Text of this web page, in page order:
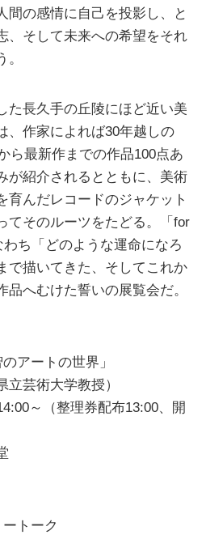
間の感情に自己を投影し、と
、そして未来への希望をそれ
た長久手の丘陵にほど近い美
、作家によれば30年越しの
ら最新作までの作品100点あ
が紹介されるとともに、美術
育んだレコードのジャケット
てそのルーツをたどる。「for
ち「どのような運命になろ
で描いてきた、そしてこれか
品へむけた誓いの展覧会だ。
アートの世界」
芸術大学教授）
～（整理券配布13:00、開
トーク